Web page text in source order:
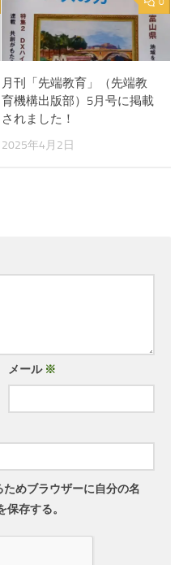
月刊「先端教育」（先端教
育機構出版部）5月号に掲載
されました！
2025年4月2日
メール ※
めブラウザーに自分の名
存する。